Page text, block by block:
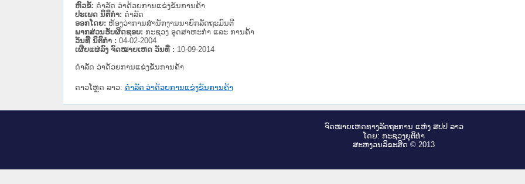
ຫົວຂໍ້: ດໍາລັດ ວ່າດ້ວຍການແຂ່ງຂັນການຄ້າ
ປະເພດ ນິຕິກໍາ: ດໍາລັດ
ອອກໂດຍ: ຫ້ອງວ່າການສຳນັກງານນາຍົກລັດຖະມົນຕີ
ພາກສ່ວນຮັບຜິດຊອບ: ກະຊວງ ອຸດສາຫະກຳ ແລະ ການຄ້າ
ວັນທີ່ ນິຕິກໍາ : 04-02-2004
ເຜີຍແຜ່ລົງ ຈົດໝາຍເຫດ ວັນທີ່ : 10-09-2014
ດໍາລັດ ວ່າດ້ວຍການແຂ່ງຂັນການຄ້າ
ດາວໂຫຼດ ລາວ: ດໍາລັດ ວ່າດ້ວຍການແຂ່ງຂັນການຄ້າ
ຈົດ​ໝາຍ​ເຫດ​ທາງ​ລັດ​ຖະ​ການ ແຫ່ງ ສ​ປ​ປ ລາວ
ໂດຍ: ກະ​ຊວງຍຸ​ຕິ​ທຳ
ສະ​ຫງວນ​ລິ​ຂະ​ສິດ © 2013